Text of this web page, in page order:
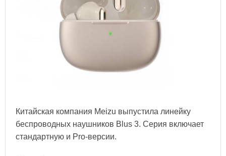
Китайская компания Meizu выпустила линейку
беспроводных наушников Blus 3. Серия включает
стандартную и Pro-версии.